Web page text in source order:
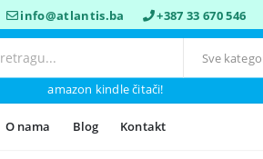
info@atlantis.ba +387 33 670 546
amazon kindle čitači!
O nama Blog Kontakt